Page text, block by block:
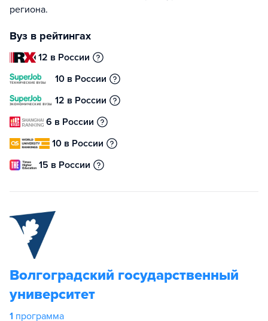
региона.
Вуз в рейтингах
12 в России
10 в России
12 в России
6 в России
10 в России
15 в России
Волгоградский государственный
университет
1 программа